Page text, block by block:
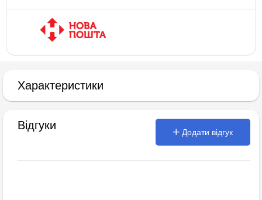
Характеристики
Відгуки
Додати відгук